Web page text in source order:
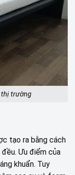
thị trường
tạo ra bằng cách
Ưu điểm của
khuẩn. Tuy